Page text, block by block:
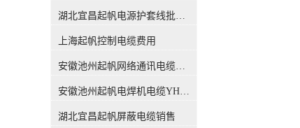
直径小于国家标准的算非标
吗？前不久，权威机构CQC出
具的一份报告，引发了行业的
扰很多人的问题，有了这份报
这个给客户解释了。CQC是什
（CQC）是经*机构编制批
湖北宜昌起帆电源护套线批发价格
上海起帆控制电缆费用
安徽池州起帆网络通讯电缆销售
安徽池州起帆电焊机电缆YH生产厂家
湖北宜昌起帆屏蔽电缆销售